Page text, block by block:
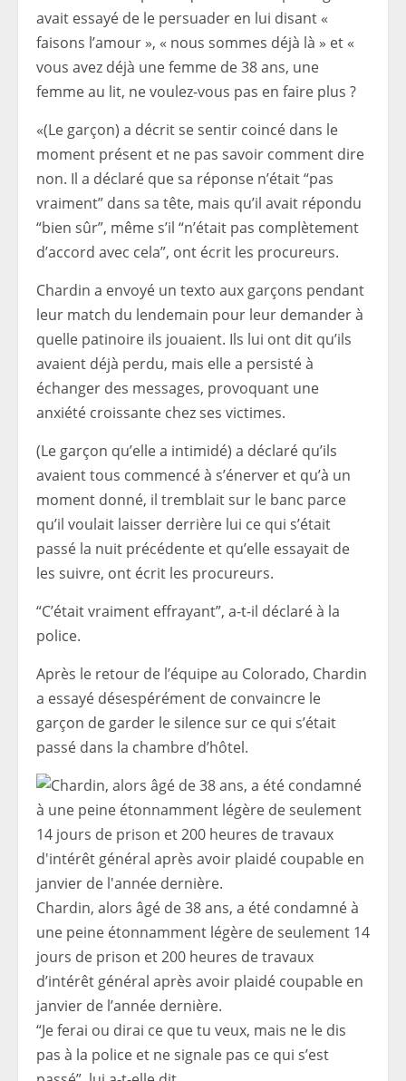
avait essayé de le persuader en lui disant «
faisons l’amour », « nous sommes déjà là » et «
vous avez déjà une femme de 38 ans, une
femme au lit, ne voulez-vous pas en faire plus ?
«(Le garçon) a décrit se sentir coincé dans le
moment présent et ne pas savoir comment dire
non. Il a déclaré que sa réponse n’était “pas
vraiment” dans sa tête, mais qu’il avait répondu
“bien sûr”, même s’il “n’était pas complètement
d’accord avec cela”, ont écrit les procureurs.
Chardin a envoyé un texto aux garçons pendant
leur match du lendemain pour leur demander à
quelle patinoire ils jouaient. Ils lui ont dit qu’ils
avaient déjà perdu, mais elle a persisté à
échanger des messages, provoquant une
anxiété croissante chez ses victimes.
(Le garçon qu’elle a intimidé) a déclaré qu’ils
avaient tous commencé à s’énerver et qu’à un
moment donné, il tremblait sur le banc parce
qu’il voulait laisser derrière lui ce qui s’était
passé la nuit précédente et qu’elle essayait de
les suivre, ont écrit les procureurs.
“C’était vraiment effrayant”, a-t-il déclaré à la
police.
Après le retour de l’équipe au Colorado, Chardin
a essayé désespérément de convaincre le
garçon de garder le silence sur ce qui s’était
passé dans la chambre d’hôtel.
Chardin, alors âgé de 38 ans, a été condamné à
une peine étonnamment légère de seulement 14
jours de prison et 200 heures de travaux
d’intérêt général après avoir plaidé coupable en
janvier de l’année dernière.
“Je ferai ou dirai ce que tu veux, mais ne le dis
pas à la police et ne signale pas ce qui s’est